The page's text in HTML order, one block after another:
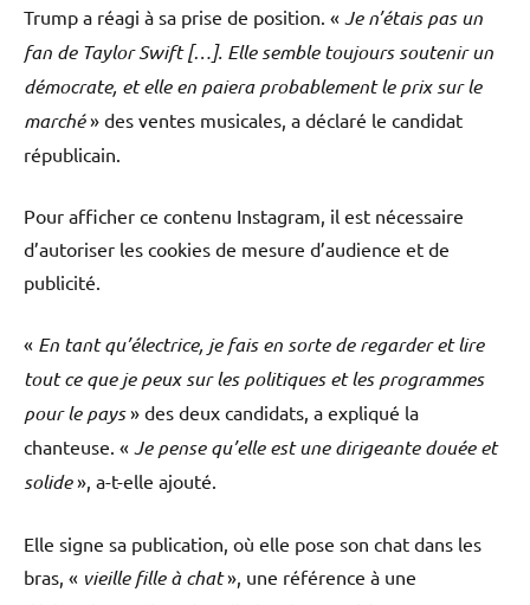
Trump a réagi à sa prise de position. « Je n’étais pas un
fan de Taylor Swift […]. Elle semble toujours soutenir un
démocrate, et elle en paiera probablement le prix sur le
marché» des ventes musicales, a déclaré le candidat
républicain.
Pour afficher ce contenu Instagram, il est nécessaire
d’autoriser les cookies de mesure d’audience et de
publicité.
« En tant qu’électrice, je fais en sorte de regarder et lire
tout ce que je peux sur les politiques et les programmes
pour le pays» des deux candidats, a expliqué la
chanteuse. « Je pense qu’elle est une dirigeante douée et
solide», a-t-elle ajouté.
Elle signe sa publication, où elle pose son chat dans les
bras, « vieille fille à chat», une référence à une